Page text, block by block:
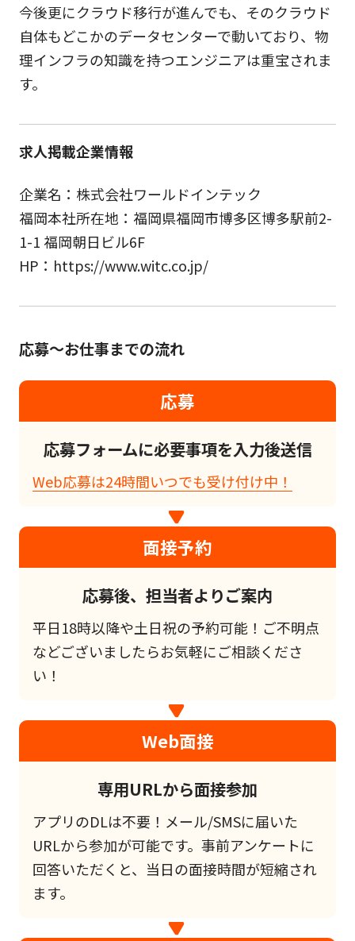
今後更にクラウド移行が進んでも、そのクラウド
自体もどこかのデータセンターで動いており、物
理インフラの知識を持つエンジニアは重宝されま
す。
求人掲載企業情報
企業名：株式会社ワールドインテック
福岡本社所在地：福岡県福岡市博多区博多駅前2-
1-1 福岡朝日ビル6F
HP：https://www.witc.co.jp/
応募～お仕事までの流れ
応募
応募フォームに必要事項を入力後送信
Web応募は24時間いつでも受け付け中！
面接予約
応募後、担当者よりご案内
平日18時以降や土日祝の予約可能！ご不明点
などございましたらお気軽にご相談くださ
い！
Web面接
専用URLから面接参加
アプリのDLは不要！メール/SMSに届いた
URLから参加が可能です。事前アンケートに
回答いただくと、当日の面接時間が短縮され
ます。